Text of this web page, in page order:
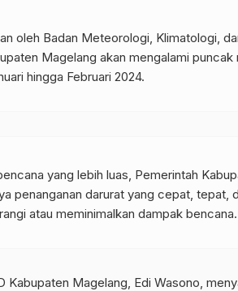
oleh Badan Meteorologi, Klimatologi,
Magelang akan mengalami puncak
hingga Februari 2024.
yang lebih luas, Pemerintah
penanganan darurat yang cepat, tepat,
atau meminimalkan dampak bencana.
Kabupaten Magelang, Edi Wasono,